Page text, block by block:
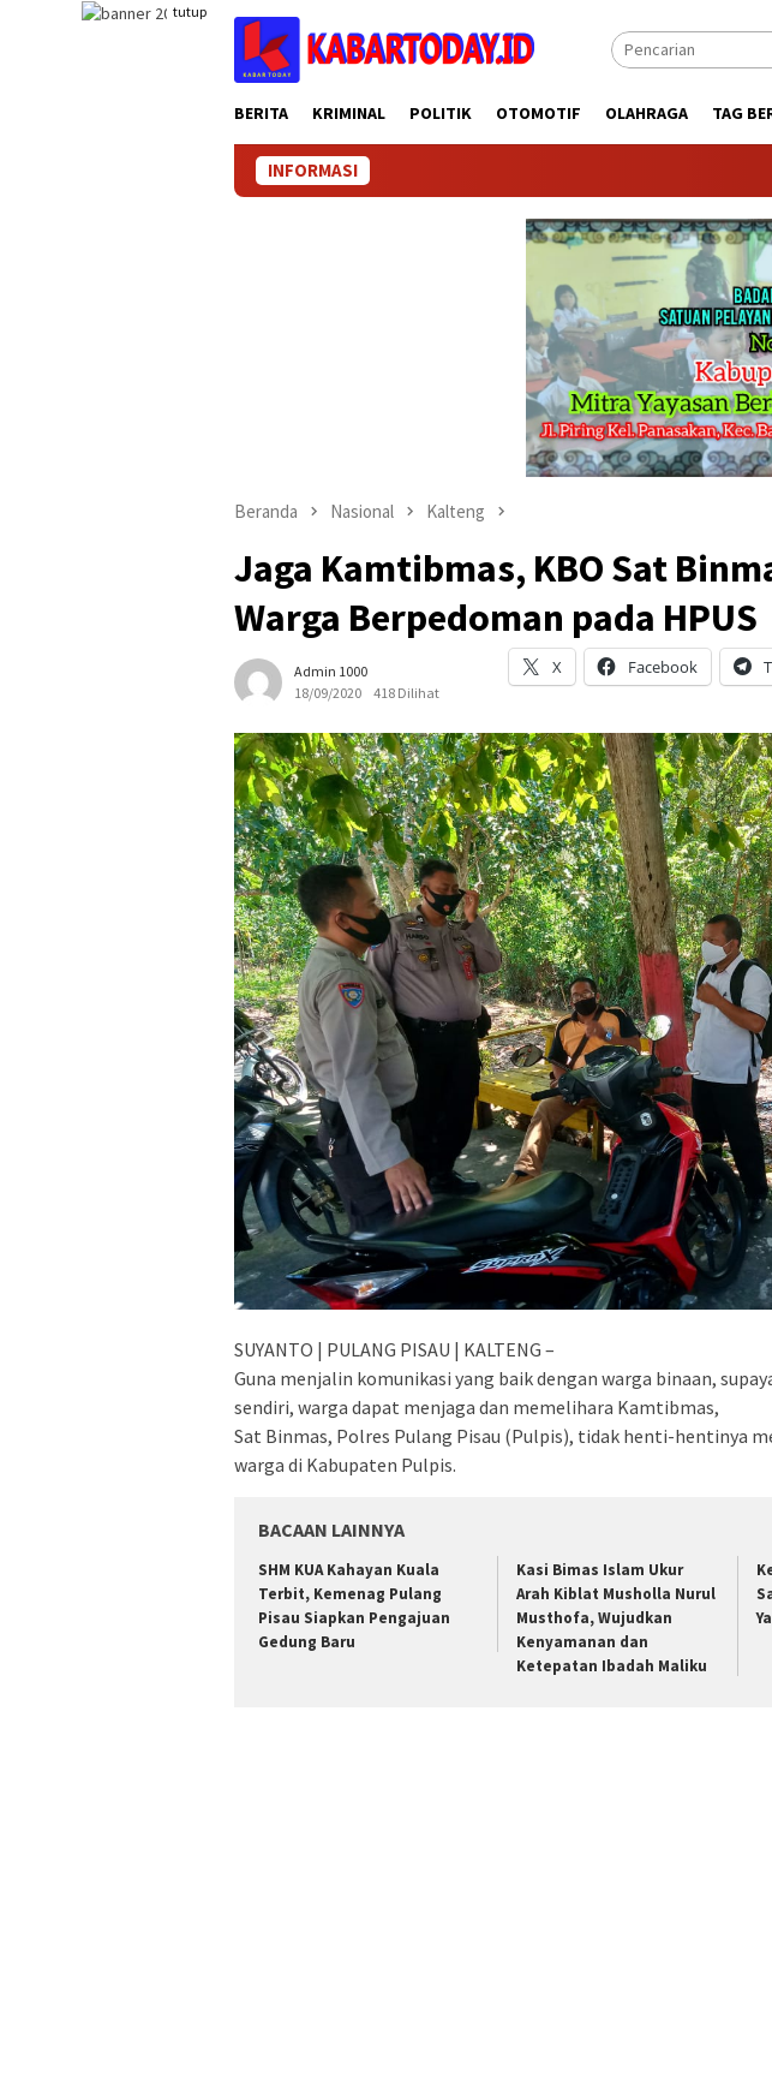
tutup
BERITA KRIMINAL POLITIK OTOMOTIF OLAHRAGA TAG
INFORMASI
Beranda Nasional Kalteng
Jaga Kamtibmas, KBO Sat
Warga Berpedoman pada HPUS
Admin 1000
18/09/2020
418 Dilihat
X Facebook
SUYANTO | PULANG PISAU | KALTENG –
Guna menjalin komunikasi yang baik dengan warga binaan,
sendiri, warga dapat menjaga dan memelihara Kamtibmas,
Sat Binmas, Polres Pulang Pisau (Pulpis), tidak henti-hentinya
warga di Kabupaten Pulpis.
BACAAN LAINNYA
SHM KUA Kahayan Kuala
Terbit, Kemenag Pulang
Pisau Siapkan Pengajuan
Gedung Baru
Kasi Bimas Islam Ukur
Arah Kiblat Musholla Nurul
Musthofa, Wujudkan
Kenyamanan dan
Ketepatan Ibadah Maliku